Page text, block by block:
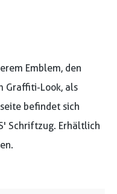
Emblem, den
Graffiti-Look, als
befindet sich
Schriftzug. Erhältlich